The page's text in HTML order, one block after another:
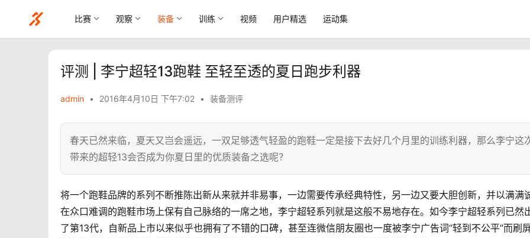
比赛 观察 装备 训练 视频 用户精选 运动集
评测 | 李宁超轻13跑鞋 至轻至透的夏日跑步利器
admin • 2016年4月10日 下午7:02 • 装备测评
春天已然来临，夏天又岂会遥远，一双足够透气轻盈的跑鞋一定是接下去好几个月里的训练利器，那么李宁这
带来的超轻13会否成为你夏日里的优质装备之选呢？
将一个跑鞋品牌的系列不断推陈出新从来就并非易事，一边需要传承经典特性，另一边又要大胆创新，并以满满
在众口难调的跑鞋市场上保有自己脉络的一席之地，李宁超轻系列就是这般不易地存在。如今李宁超轻系列已然
了第13代，自新品上市以来似乎也拥有了不错的口碑，甚至连微信朋友圈也一度被李宁广告词“轻到不公平”而刷